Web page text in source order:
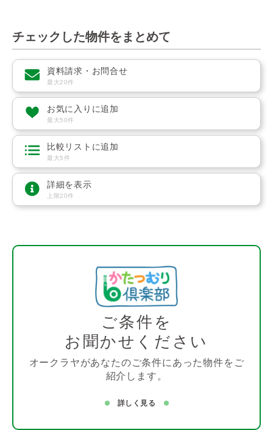
チェックした物件をまとめて
資料請求・お問合せ
最大20件
お気に入りに追加
最大50件
比較リストに追加
最大5件
詳細を表示
上限20件
ご条件を
お聞かせください
オークラヤがあなたのご条件にあった物件をご
紹介します。
詳しく見る